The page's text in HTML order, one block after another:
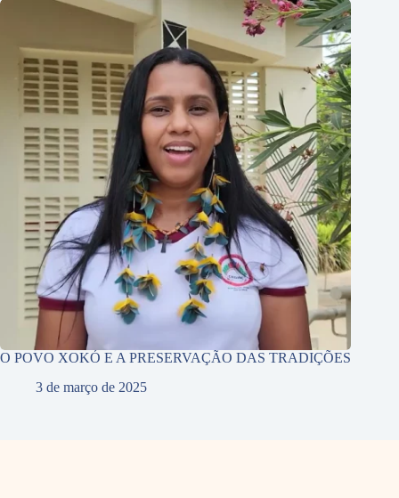
O POVO XOKÓ E A PRESERVAÇÃO DAS TRADIÇÕES
3 de março de 2025